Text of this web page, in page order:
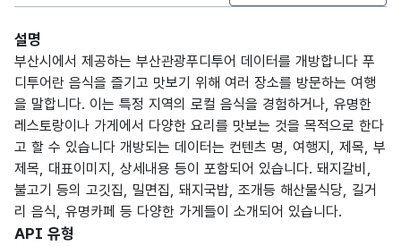
설명
부산시에서 제공하는 부산관광푸디투어 데이터를 개방합니다 푸
디투어란 음식을 즐기고 맛보기 위해 여러 장소를 방문하는 여행
을 말합니다. 이는 특정 지역의 로컬 음식을 경험하거나, 유명한
레스토랑이나 가게에서 다양한 요리를 맛보는 것을 목적으로 한다
고 할 수 있습니다 개방되는 데이터는 컨텐츠 명, 여행지, 제목, 부
제목, 대표이미지, 상세내용 등이 포함되어 있습니다. 돼지갈비,
불고기 등의 고깃집, 밀면집, 돼지국밥, 조개등 해산물식당, 길거
리 음식, 유명카페 등 다양한 가게들이 소개되어 있습니다.
API 유형